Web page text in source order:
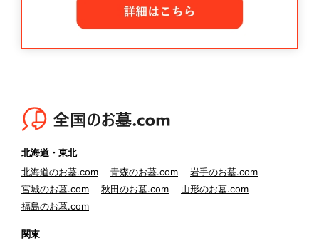
北海道・東北
北海道のお墓.com
青森のお墓.com
岩手のお墓.com
宮城のお墓.com
秋田のお墓.com
山形のお墓.com
福島のお墓.com
関東